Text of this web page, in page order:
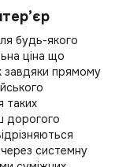
будь-якого
ціна що
завдяки прямому
таких
дорогого
системну